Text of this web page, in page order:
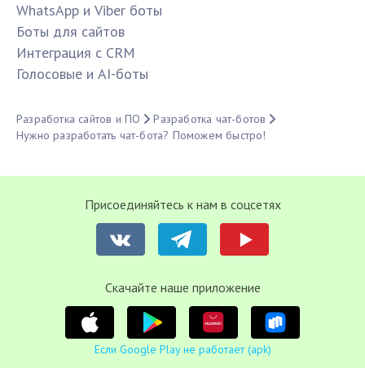
WhatsApp и Viber боты
Боты для сайтов
Интеграция с CRM
Голосовые и AI-боты
Разработка сайтов и ПО
Разработка чат-ботов
Нужно разработать чат-бота? Поможем быстро!
Присоединяйтесь к нам в соцсетях
Cкачайте наше приложение
Если Google Play не работает (apk)